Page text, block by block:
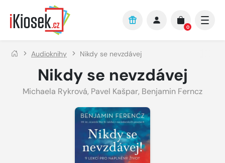
Přejít na hlavní obsah
0
Audioknihy Nikdy se nevzdávej
Nikdy se nevzdávej
Michaela Rykrová, Pavel Kašpar, Benjamin Ferncz